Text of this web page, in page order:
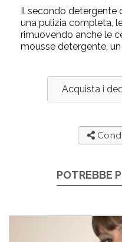
Il secondo detergente
una pulizia completa,
rimuovendo anche le
mousse detergente , un
Acquista i
POTREBBE